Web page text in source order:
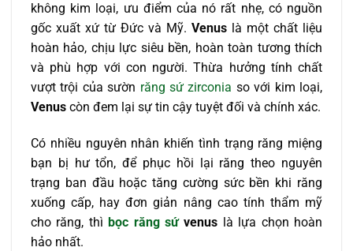
không kim loại, ưu điểm của nó rất nhẹ, có nguồn
gốc xuất xứ từ Đức và Mỹ. Venus là một chất liệu
hoàn hảo, chịu lực siêu bền, hoàn toàn tương thích
và phù hợp với con người. Thừa hưởng tính chất
vượt trội của sườn răng sứ zirconia so với kim loại,
Venus còn đem lại sự tin cậy tuyệt đối và chính xác.
Có nhiều nguyên nhân khiến tình trạng răng miệng
bạn bị hư tổn, để phục hồi lại răng theo nguyên
trạng ban đầu hoặc tăng cường sức bền khi răng
xuống cấp, hay đơn giản nâng cao tính thẩm mỹ
cho răng, thì bọc răng sứ venus là lựa chọn hoàn
hảo nhất.